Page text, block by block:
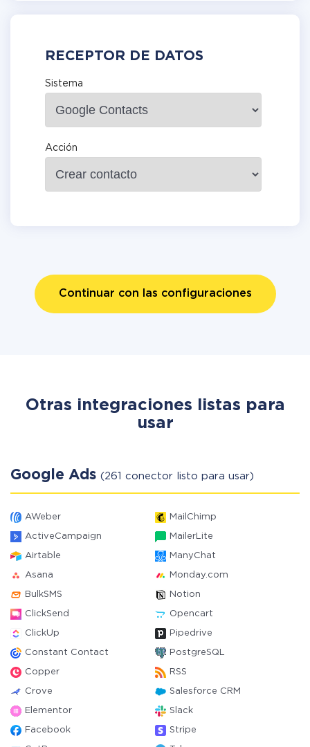
RECEPTOR DE DATOS
Sistema
Acción
Continuar con las configuraciones
Otras integraciones listas para
usar
Google Ads (261 conector listo para usar)
AWeber MailChimp
ActiveCampaign MailerLite
Airtable ManyChat
Asana Monday.com
BulkSMS Notion
ClickSend Opencart
ClickUp Pipedrive
Constant Contact PostgreSQL
Copper RSS
Crove Salesforce CRM
Elementor Slack
Facebook Stripe